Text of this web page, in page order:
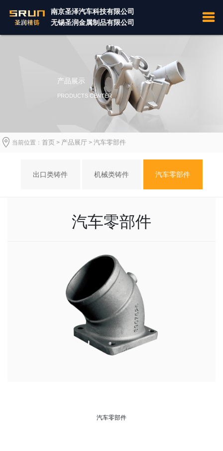
南京圣泽汽车科技有限公司
无锡圣润金属制品有限公司
产品展示
PRODUCTS CENTER
当前位置： 首页 > 产品展厅 > 汽车零部件
出口类铸件 机械类铸件 汽车零部件
汽车零部件
汽车零部件